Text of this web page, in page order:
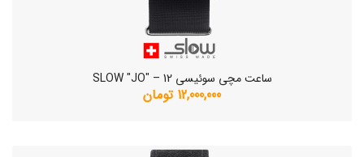
ساعت مچی سوئیسی SLOW "JO" – 12
12,000,000 تومان